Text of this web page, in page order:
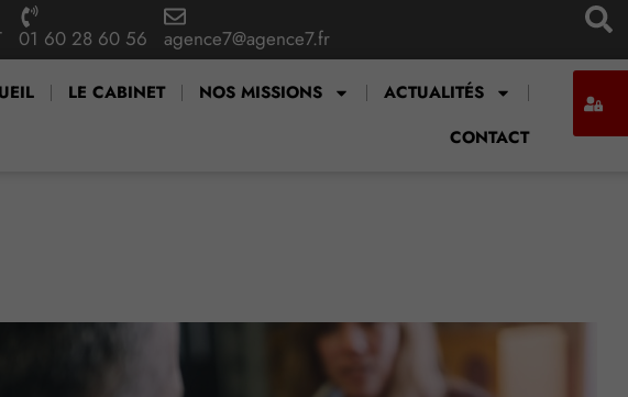
01 60 28 60 56 agence7@agence7.fr
LE CABINET NOS MISSIONS
ACTUALITÉS
CONTACT